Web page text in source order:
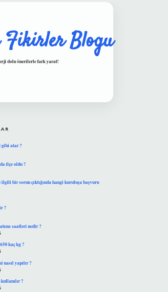
Fikirler Blogu
dolu önerilerle fark yarat!
gibi atar ?
ilçe oldu ?
ilgili bir sorun çıktığında hangi kuruluşa başvuru
?
saatleri nedir ?
kaç kg ?
nasıl yapılır ?
kullanılır ?